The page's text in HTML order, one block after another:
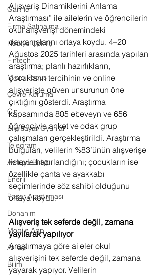
Gartner
Firma Satınalma
Hediye Çekilişi
Fintech
Micro Focus
Çevre Koruma
Çin
Bilgisayar Oyunları
Telegram
Avrupa Birliği
Enerji
Pazar Araştırması
Donanım
Mobile App
Ar-Ge
Bilim
Alışveriş Dinamiklerini Anlama
Araştırması” ile ailelerin ve öğrencilerin
okul alışverişi dönemindeki
davranışlarını ortaya koydu. 4–20
Ağustos 2025 tarihleri arasında yapılan
araştırma; planlı hazırlıkların,
çocukların tercihinin ve online
alışverişte güven unsurunun öne
çıktığını gösterdi. Araştırma
kapsamında 805 ebeveyn ve 656
öğrenciyle anket ve odak grup
çalışmaları gerçekleştirildi. Araştırma
bulguları, velilerin %83’ünün alışverişe
listeyle hazırlandığını; çocukların ise
özellikle çanta ve ayakkabı
seçimlerinde söz sahibi olduğunu
ortaya koydu.
Alışveriş tek seferde değil, zamana
yayılarak yapılıyor
Araştırmaya göre aileler okul
alışverişini tek seferde değil, zamana
yayarak yapıyor. Velilerin